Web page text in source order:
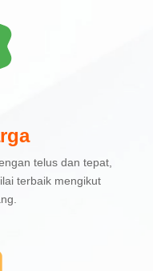
telus dan tepat,
terbaik mengikut